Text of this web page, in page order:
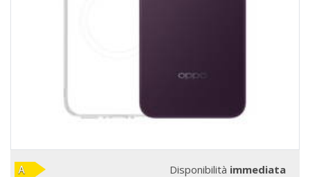
Disponibilità immediata